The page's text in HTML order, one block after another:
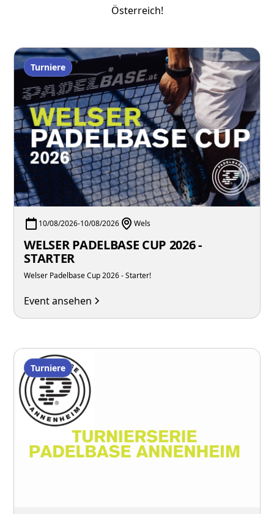
Österreich!
Turniere
10/08/2026-10/08/2026 Wels
WELSER PADELBASE CUP 2026 -
STARTER
Welser Padelbase Cup 2026 - Starter!
Event ansehen
Turniere